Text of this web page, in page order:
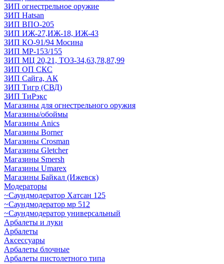
ЗИП огнестрельное оружие
ЗИП Hatsan
ЗИП ВПО-205
ЗИП ИЖ-27,ИЖ-18, ИЖ-43
ЗИП КО-91/94 Мосина
ЗИП МР-153/155
ЗИП МЦ 20,21, ТОЗ-34,63,78,87,99
ЗИП ОП СКС
ЗИП Сайга, АК
ЗИП Тигр (СВД)
ЗИП ТиРэкс
Магазины для огнестрельного оружия
Магазины/обоймы
Магазины Anics
Магазины Borner
Магазины Crosman
Магазины Gletcher
Магазины Smersh
Магазины Umarex
Магазины Байкал (Ижевск)
Модераторы
~Cаундмодератор Хатсан 125
~Саундмодератор мр 512
~Саундмодератор универсальный
Арбалеты и луки
Арбалеты
Аксессуары
Арбалеты блочные
Арбалеты пистолетного типа